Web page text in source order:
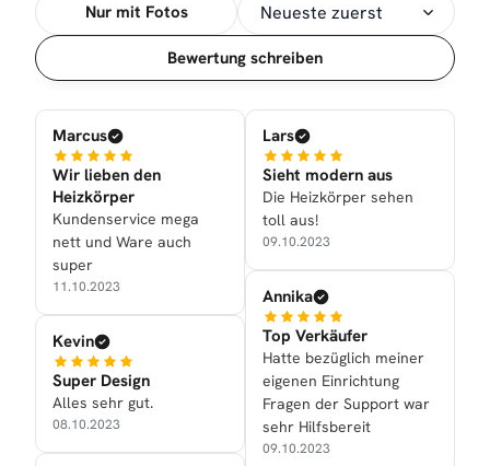
Nur mit Fotos
Sortierung
Bewertung schreiben
Marcus
Wir lieben den
Heizkörper
Kundenservice mega
nett und Ware auch
super
11.10.2023
Kevin
Super Design
Alles sehr gut.
08.10.2023
Lars
Sieht modern aus
Die Heizkörper sehen
toll aus!
09.10.2023
Annika
Top Verkäufer
Hatte bezüglich meiner
eigenen Einrichtung
Fragen der Support war
sehr Hilfsbereit
09.10.2023